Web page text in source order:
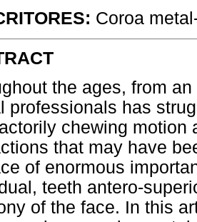
Coroa
the ages, from
professionals has
chewing motion
that may have
of enormous
teeth antero-
of the face. In this